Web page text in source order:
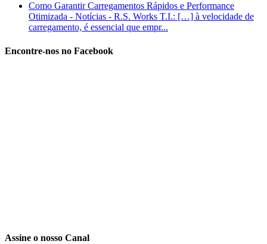
Como Garantir Carregamentos Rápidos e Performance
Otimizada - Notícias - R.S. Works T.I.: […] à velocidade de
carregamento, é essencial que empr...
Encontre-nos no Facebook
Assine o nosso Canal